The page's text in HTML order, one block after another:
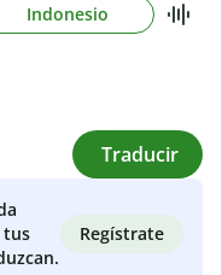
Indonesio
Traducir
tus
Regístrate